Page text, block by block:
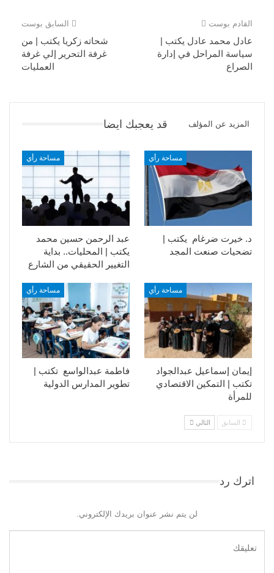
السابق بوست
شحاته زكريا يكتب | من
غرفة التحرير إلي غرفة
العمليات
القادم بوست
عادل محمد عادل يكتب |
سياسة المراحل في إدارة
الصراع
قد يعجبك ايضا المزيد عن المؤلف
مساحة رأي
عبد الرحمن حسين محمد
يكتب | المحليات.. بداية
التغيير الحقيقي من الشارع
مساحة رأي
د. خيرت ضرغام يكتب |
تضحيات صنعت المجد
مساحة رأي
فاطمة عبدالواسع تكتب |
تطوير المدارس الدولية
مساحة رأي
إيمان إسماعيل عبدالجواد
تكتب | التمكين الاقتصادي
للمرأة
السابق التالي
اترك رد
لن يتم نشر عنوان بريدك الإلكتروني.